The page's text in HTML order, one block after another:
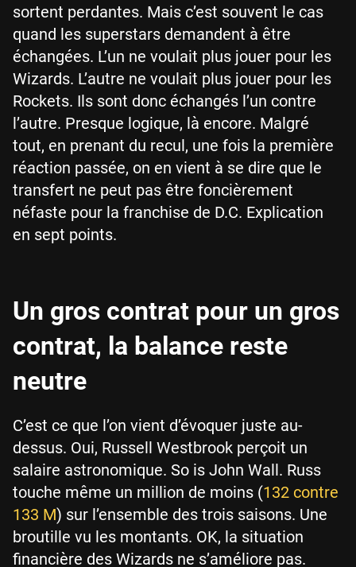
sortent perdantes. Mais c’est souvent le cas
quand les superstars demandent à être
échangées. L’un ne voulait plus jouer pour les
Wizards. L’autre ne voulait plus jouer pour les
Rockets. Ils sont donc échangés l’un contre
l’autre. Presque logique, là encore. Malgré
tout, en prenant du recul, une fois la première
réaction passée, on en vient à se dire que le
transfert ne peut pas être foncièrement
néfaste pour la franchise de D.C. Explication
en sept points.
Un gros contrat pour un gros
contrat, la balance reste
neutre
C’est ce que l’on vient d’évoquer juste au-
dessus. Oui, Russell Westbrook perçoit un
salaire astronomique. So is John Wall. Russ
touche même un million de moins (132 contre
133 M) sur l’ensemble des trois saisons. Une
broutille vu les montants. OK, la situation
financière des Wizards ne s’améliore pas.